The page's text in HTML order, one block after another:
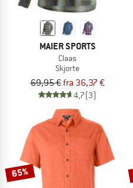
MAIER SPORTS
Claas
Skjorte
69,95 €fra 36,37 €
4,7(3)
65%